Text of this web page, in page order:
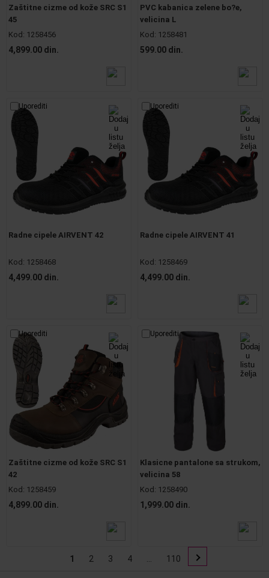
Zaštitne cizme od kože SRC S1
45
Kod: 1258456
4,899.00 din.
PVC kabanica zelene bo?e,
velicina L
Kod: 1258481
599.00 din.
Uporediti
Radne cipele AIRVENT 42
Kod: 1258468
4,499.00 din.
Uporediti
Radne cipele AIRVENT 41
Kod: 1258469
4,499.00 din.
Uporediti
Zaštitne cizme od kože SRC S1
42
Kod: 1258459
4,899.00 din.
Uporediti
Klasicne pantalone sa strukom,
velicina 58
Kod: 1258490
1,999.00 din.
1 2 3 4 110